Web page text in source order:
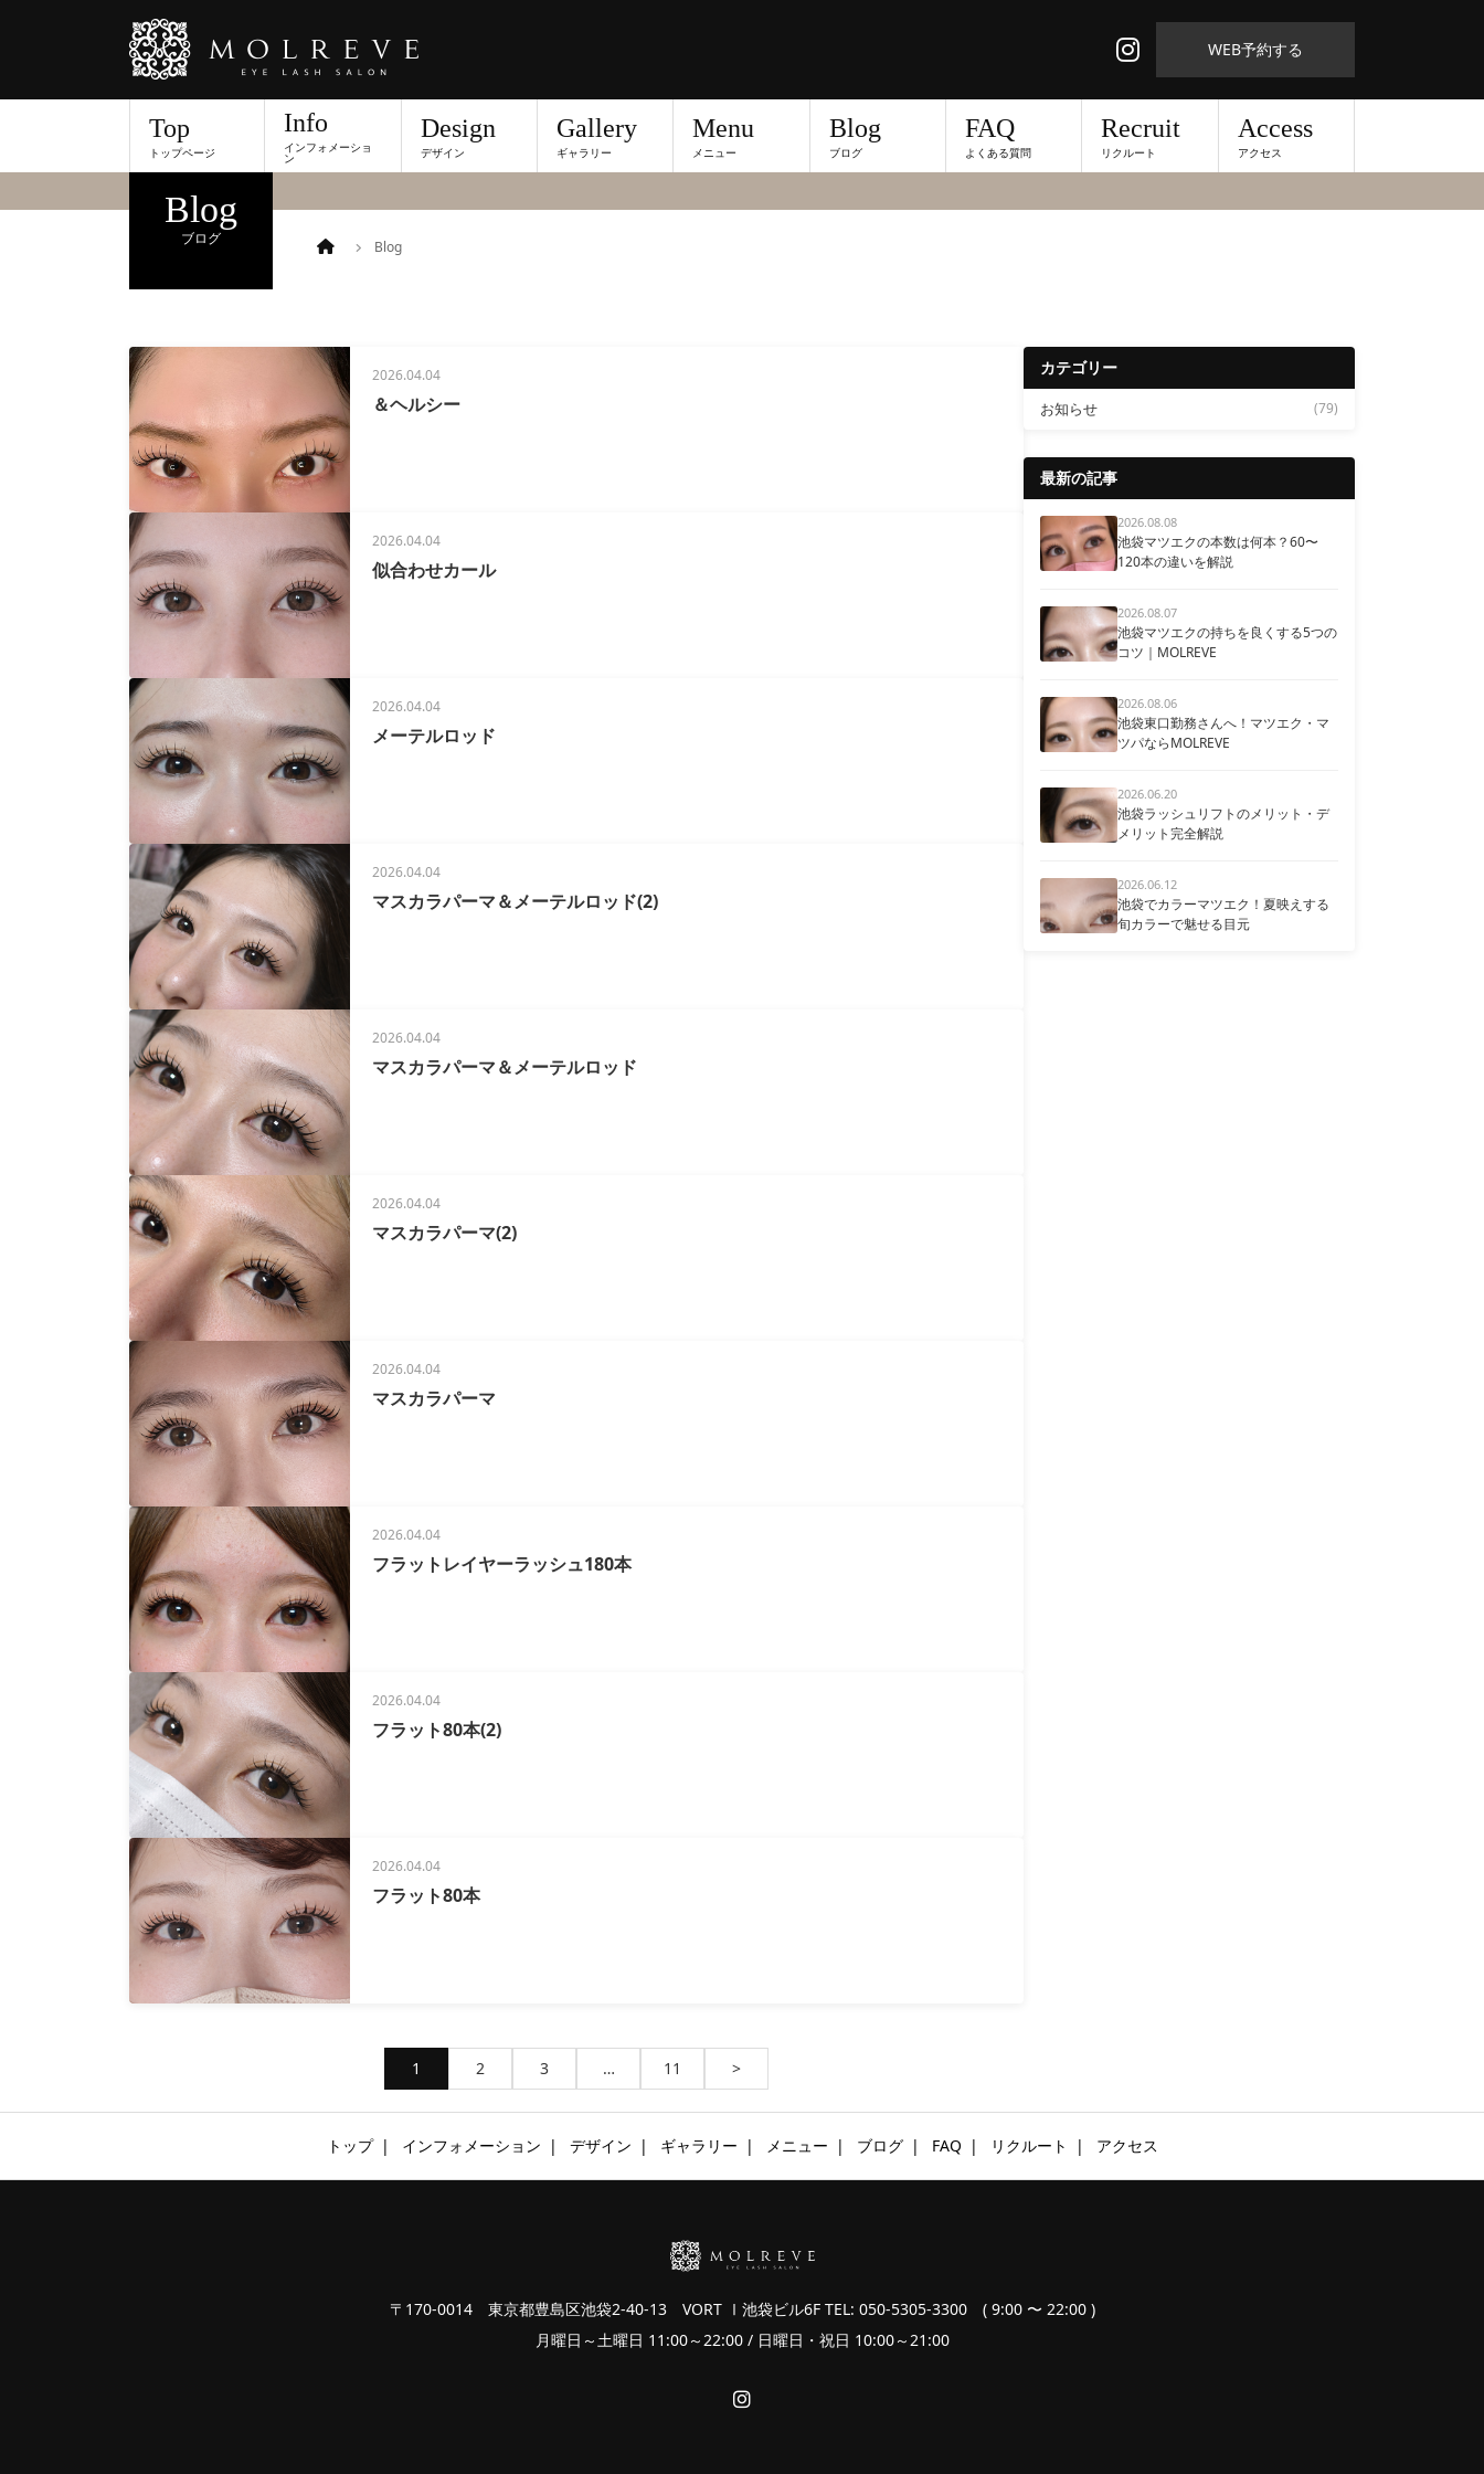
WEB予約する
Top
トップページ
Info
インフォメーショ
ン
Design
デザイン
Gallery
ギャラリー
Menu
メニュー
Blog
ブログ
FAQ
よくある質問
Recruit
リクルート
Access
アクセス
Blog
ブログ
当店舗スタッフのブログ記事一覧です。
Blog
2026.04.04
＆ヘルシー
2026.04.04
似合わせカール
2026.04.04
メーテルロッド
2026.04.04
マスカラパーマ＆メーテルロッド(2)
2026.04.04
マスカラパーマ＆メーテルロッド
2026.04.04
マスカラパーマ(2)
2026.04.04
マスカラパーマ
2026.04.04
フラットレイヤーラッシュ180本
2026.04.04
フラット80本(2)
2026.04.04
フラット80本
1 2 3 … 11 >
カテゴリー
お知らせ (79)
最新の記事
2026.08.08
池袋マツエクの本数は何本？60〜
120本の違いを解説
2026.08.07
池袋マツエクの持ちを良くする5つの
コツ｜MOLREVE
2026.08.06
池袋東口勤務さんへ！マツエク・マ
ツパならMOLREVE
2026.06.20
池袋ラッシュリフトのメリット・デ
メリット完全解説
2026.06.12
池袋でカラーマツエク！夏映えする
旬カラーで魅せる目元
トップ インフォメーション デザイン ギャラリー メニュー ブログ FAQ リクルート アクセス
〒170-0014 東京都豊島区池袋2-40-13 VORT Ⅰ池袋ビル6F TEL: 050-5305-3300 ( 9:00 〜 22:00 )
月曜日～土曜日 11:00～22:00 / 日曜日・祝日 10:00～21:00